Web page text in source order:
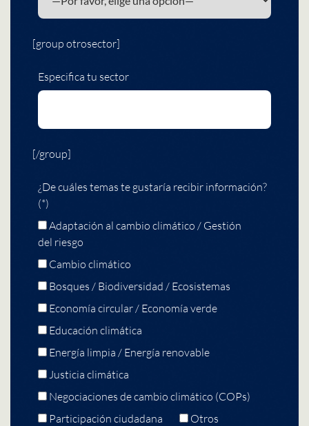
[group otrosector]
Especifica tu sector
[/group]
¿De cuáles temas te gustaría recibir información?
(*)
Adaptación al cambio climático / Gestión
del riesgo
Cambio climático
Bosques / Biodiversidad / Ecosistemas
Economía circular / Economía verde
Educación climática
Energía limpia / Energía renovable
Justicia climática
Negociaciones de cambio climático (COPs)
Participación ciudadana
Otros